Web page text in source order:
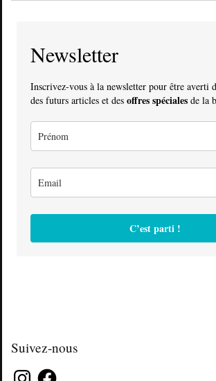
Newsletter
Inscrivez-vous à la newsletter pour être averti
des futurs articles et des offres spéciales de la
C’est parti !
Suivez-nous
InstagramFacebook